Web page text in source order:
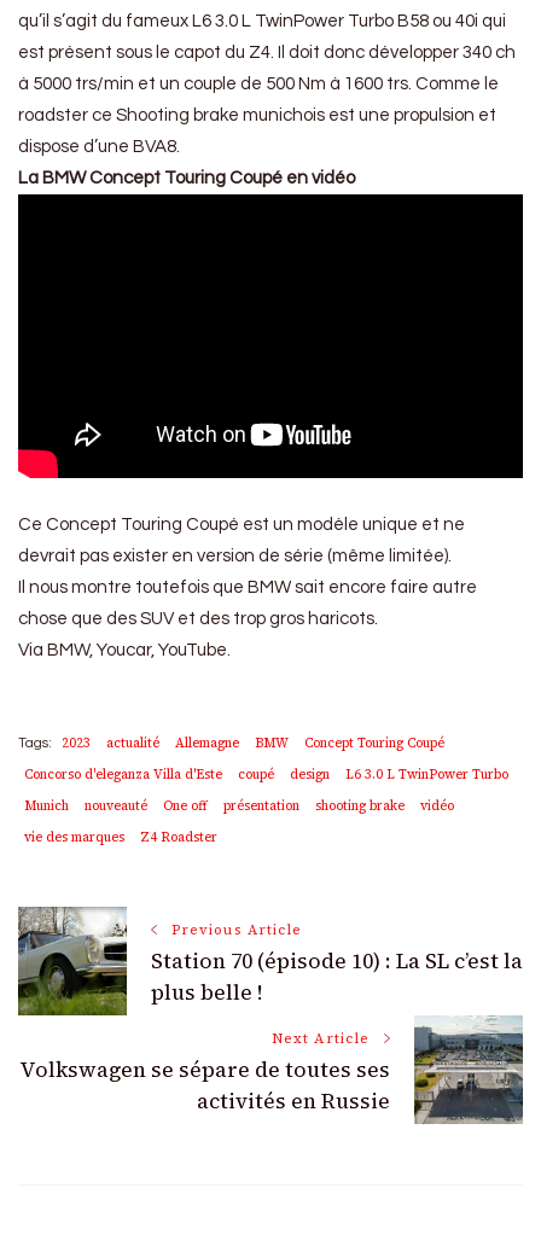
qu’il s’agit du fameux L6 3.0 L TwinPower Turbo B58 ou 40i qui
est présent sous le capot du Z4. Il doit donc développer 340 ch
à 5000 trs/min et un couple de 500 Nm à 1600 trs. Comme le
roadster ce Shooting brake munichois est une propulsion et
dispose d’une BVA8.
La BMW Concept Touring Coupé en vidéo
Ce Concept Touring Coupé est un modèle unique et ne
devrait pas exister en version de série (même limitée).
Il nous montre toutefois que BMW sait encore faire autre
chose que des SUV et des trop gros haricots.
Via BMW, Youcar, YouTube.
Tags: 2023 actualité Allemagne BMW
Concept Touring Coupé
Concorso d'eleganza Villa d'Este
coupé design
L6 3.0 L TwinPower Turbo
Munich
nouveauté One off présentation shooting brake
vidéo
vie des marques
Z4 Roadster
Post
Navigation
Previous Article
Station 70 (épisode 10) : La SL c’est la
plus belle !
Next Article
Volkswagen se sépare de toutes ses
activités en Russie